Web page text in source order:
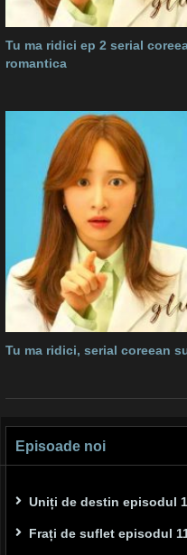
Tu ma ridici ep 2 serial
romantica
Tu ma ridici, serial coreean
Episoade noi
Uniți de destin episodul
Frați de suflet episodul